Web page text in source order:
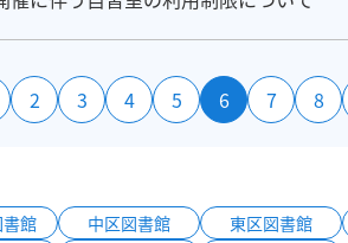
2 3 4 5 6 7 8
館 中区図書館 東区図書館